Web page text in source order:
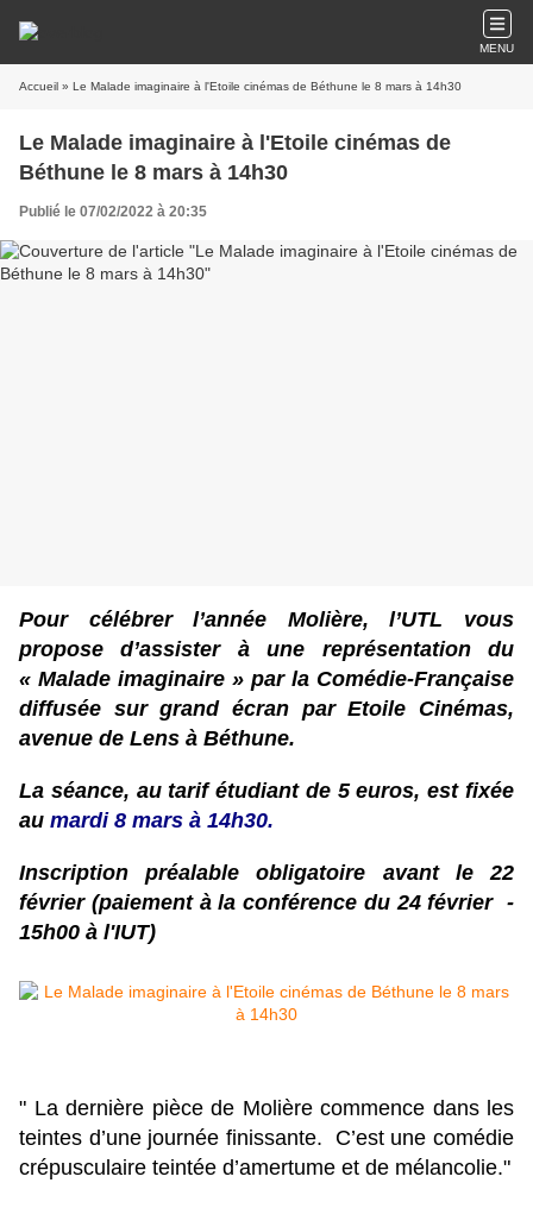
MENU
Accueil » Le Malade imaginaire à l'Etoile cinémas de Béthune le 8 mars à 14h30
Le Malade imaginaire à l'Etoile cinémas de
Béthune le 8 mars à 14h30
Publié le 07/02/2022 à 20:35
Pour célébrer l’année Molière, l’UTL vous
propose d’assister à une représentation du
« Malade imaginaire » par la Comédie-Française
diffusée sur grand écran par Etoile Cinémas,
avenue de Lens à Béthune.
La séance, au tarif étudiant de 5 euros, est fixée
au mardi 8 mars à 14h30.
Inscription préalable obligatoire avant le 22
février (paiement à la conférence du 24 février -
15h00 à l'IUT)
" La dernière pièce de Molière commence dans les
teintes d’une journée finissante. C’est une comédie
crépusculaire teintée d’amertume et de mélancolie."